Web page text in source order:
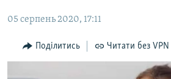
Перейти
пошуку
ПОГЛЯД
ІНТЕРВ'Ю
05 серпень 2020, 17:11
Поділитись Читати без VPN